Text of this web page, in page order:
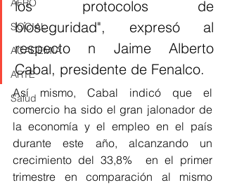
AFRO
SOCIAL
ACADEMIA
ARTE
Salud
los protocolos de
bioseguridad", expresó al
respecto n Jaime Alberto
Cabal, presidente de Fenalco.
Así mismo, Cabal indicó que el
comercio ha sido el gran jalonador de
la economía y el empleo en el país
durante este año, alcanzando un
crecimiento del 33,8%  en el primer
trimestre en comparación al mismo